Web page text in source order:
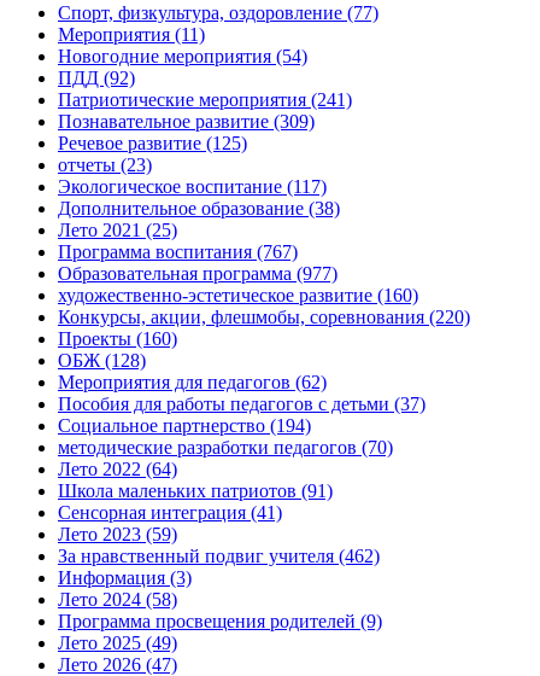
Спорт, физкультура, оздоровление (77)
Мероприятия (11)
Новогодние мероприятия (54)
ПДД (92)
Патриотические мероприятия (241)
Познавательное развитие (309)
Речевое развитие (125)
отчеты (23)
Экологическое воспитание (117)
Дополнительное образование (38)
Лето 2021 (25)
Программа воспитания (767)
Образовательная программа (977)
художественно-эстетическое развитие (160)
Конкурсы, акции, флешмобы, соревнования (220)
Проекты (160)
ОБЖ (128)
Мероприятия для педагогов (62)
Пособия для работы педагогов с детьми (37)
Социальное партнерство (194)
методические разработки педагогов (70)
Лето 2022 (64)
Школа маленьких патриотов (91)
Сенсорная интеграция (41)
Лето 2023 (59)
За нравственный подвиг учителя (462)
Информация (3)
Лето 2024 (58)
Программа просвещения родителей (9)
Лето 2025 (49)
Лето 2026 (47)